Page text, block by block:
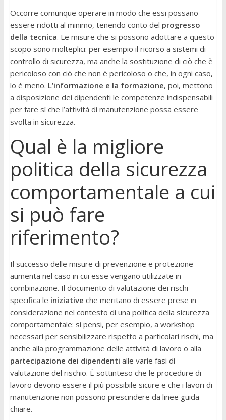
Occorre comunque operare in modo che essi possano
essere ridotti al minimo, tenendo conto del progresso
della tecnica. Le misure che si possono adottare a questo
scopo sono molteplici: per esempio il ricorso a sistemi di
controllo di sicurezza, ma anche la sostituzione di ciò che è
pericoloso con ciò che non è pericoloso o che, in ogni caso,
lo è meno. L’informazione e la formazione, poi, mettono
a disposizione dei dipendenti le competenze indispensabili
per fare sì che l’attività di manutenzione possa essere
svolta in sicurezza.
Qual è la migliore
politica della sicurezza
comportamentale a cui
si può fare
riferimento?
Il successo delle misure di prevenzione e protezione
aumenta nel caso in cui esse vengano utilizzate in
combinazione. Il documento di valutazione dei rischi
specifica le iniziative che meritano di essere prese in
considerazione nel contesto di una politica della sicurezza
comportamentale: si pensi, per esempio, a workshop
necessari per sensibilizzare rispetto a particolari rischi, ma
anche alla programmazione delle attività di lavoro o alla
partecipazione dei dipendenti alle varie fasi di
valutazione del rischio. È sottinteso che le procedure di
lavoro devono essere il più possibile sicure e che i lavori di
manutenzione non possono prescindere da linee guida
chiare.